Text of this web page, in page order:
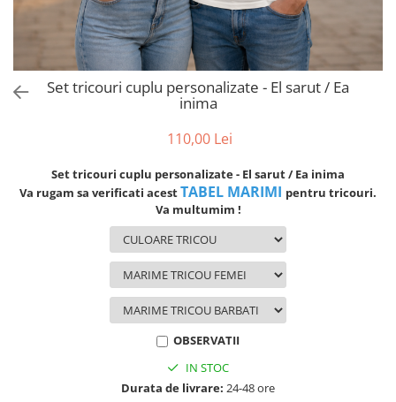
Puzzle personalizat
Rame foto personalizate
Plachete personalizate
Set cadou
evenimente
Tavita de mot
Umerase Personalizate
Pahare personalizate
Set tricouri cuplu personalizate - El sarut / Ea
inima
110,00 Lei
Set tricouri cuplu personalizate - El sarut / Ea inima
Va rugam sa verificati acestTABEL MARIMI pentru tricouri.
Va multumim !
OBSERVATII
IN STOC
Durata de livrare: 24-48 ore